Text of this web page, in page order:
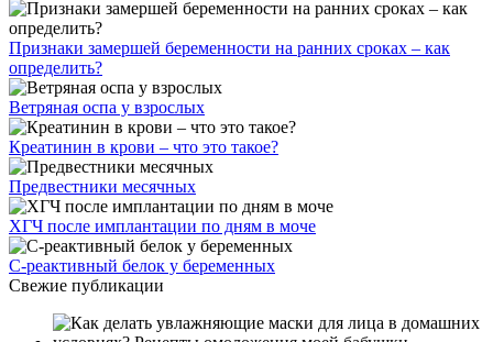
Признаки замершей беременности на ранних сроках – как
определить?
Ветряная оспа у взрослых
Креатинин в крови – что это такое?
Предвестники месячных
ХГЧ после имплантации по дням в моче
С-реактивный белок у беременных
Свежие публикации